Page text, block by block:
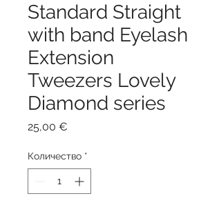
Standard Straight
with band Eyelash
Extension
Tweezers Lovely
Diamond series
25,00 €
Количество *